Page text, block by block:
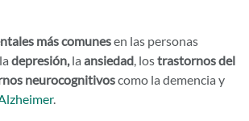
más comunesen las personas
depresión,la ansiedad, lostrastornos del
neurocognitivoscomo la demencia y
.